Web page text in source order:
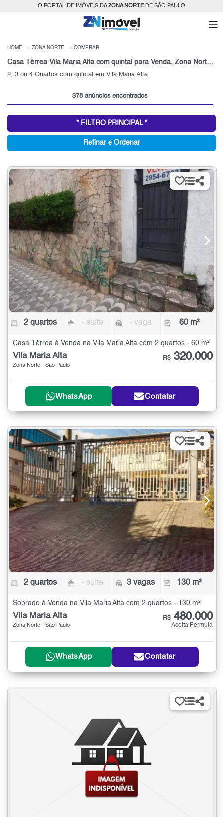
O PORTAL DE IMÓVEIS DAZONA NORTEDE SÃO PAULO
HOME ZONA NORTE COMPRAR
Casa Térrea Vila Maria Alta com quintal para Venda, Zona Norte, SP
2, 3 ou 4 Quartos com quintal em Vila Maria Alta
378 anúncios encontrados
* FILTRO PRINCIPAL *
Refinar e Ordenar
2 quartos - suíte - vaga 60 m²
Casa Térrea à Venda na Vila Maria Alta com 2 quartos - 60 m²
Vila Maria Alta
Zona Norte - São Paulo
R$ 320.000
WhatsApp Contatar
2 quartos - suíte 3 vagas 130 m²
Sobrado à Venda na Vila Maria Alta com 2 quartos - 130 m²
Vila Maria Alta
Zona Norte - São Paulo
R$ 480.000
Aceita Permuta
WhatsApp Contatar